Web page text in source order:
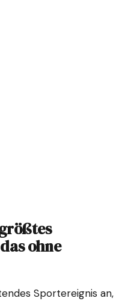
ohne
Sportereignis an,